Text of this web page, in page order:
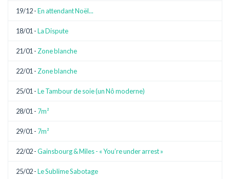
19/12 -En attendant Noël...
18/01 -La Dispute
21/01 - Zone blanche
22/01 - Zone blanche
25/01 -Le Tambour de soie (un Nô moderne)
28/01 - 7m²
29/01 - 7m²
22/02 -Gainsbourg & Miles - « You’re under arrest »
25/02 -Le Sublime Sabotage